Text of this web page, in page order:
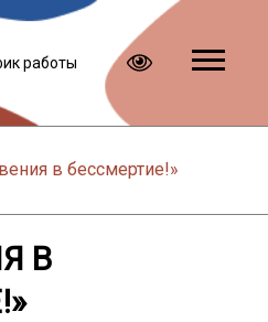
работы
в бессмертие!»
В